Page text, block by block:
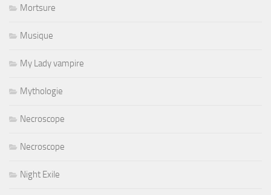
Mortsure
Musique
My Lady vampire
Mythologie
Necroscope
Necroscope
Night Exile